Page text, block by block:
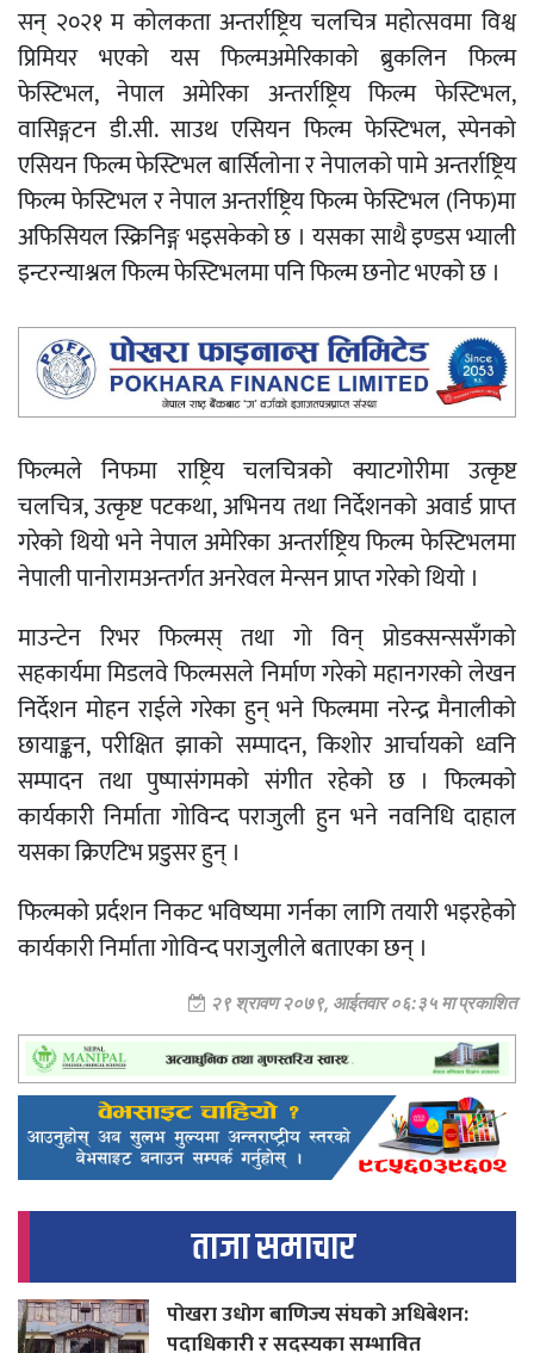
सन् २०२१ म कोलकता अन्तर्राष्ट्रिय चलचित्र महोत्सवमा विश्व
प्रिमियर भएको यस फिल्मअमेरिकाको ब्रुकलिन फिल्म
फेस्टिभल, नेपाल अमेरिका अन्तर्राष्ट्रिय फिल्म फेस्टिभल,
वासिङ्गटन डी.सी. साउथ एसियन फिल्म फेस्टिभल, स्पेनको
एसियन फिल्म फेस्टिभल बार्सिलोना र नेपालको पामे अन्तर्राष्ट्रिय
फिल्म फेस्टिभल र नेपाल अन्तर्राष्ट्रिय फिल्म फेस्टिभल (निफ)मा
अफिसियल स्क्रिनिङ्ग भइसकेको छ । यसका साथै इण्डस भ्याली
इन्टरन्याश्नल फिल्म फेस्टिभलमा पनि फिल्म छनोट भएको छ ।
फिल्मले निफमा राष्ट्रिय चलचित्रको क्याटगोरीमा उत्कृष्ट
चलचित्र, उत्कृष्ट पटकथा, अभिनय तथा निर्देशनको अवार्ड प्राप्त
गरेको थियो भने नेपाल अमेरिका अन्तर्राष्ट्रिय फिल्म फेस्टिभलमा
नेपाली पानोरामअन्तर्गत अनरेवल मेन्सन प्राप्त गरेको थियो ।
माउन्टेन रिभर फिल्मस् तथा गो विन् प्रोडक्सन्ससँगको
सहकार्यमा मिडलवे फिल्मसले निर्माण गरेको महानगरको लेखन
निर्देशन मोहन राईले गरेका हुन् भने फिल्ममा नरेन्द्र मैनालीको
छायाङ्कन, परीक्षित झाको सम्पादन, किशोर आर्चायको ध्वनि
सम्पादन तथा पुष्पासंगमको संगीत रहेको छ । फिल्मको
कार्यकारी निर्माता गोविन्द पराजुली हुन भने नवनिधि दाहाल
यसका क्रिएटिभ प्रडुसर हुन् ।
फिल्मको प्रर्दशन निकट भविष्यमा गर्नका लागि तयारी भइरहेको
कार्यकारी निर्माता गोविन्द पराजुलीले बताएका छन् ।
२९ श्रावण २०७९, आईतवार ०६:३५ मा प्रकाशित
ताजा समाचार
पोखरा उधोग बाणिज्य संघको अधिबेशन:
पदाधिकारी र सदस्यका सम्भावित